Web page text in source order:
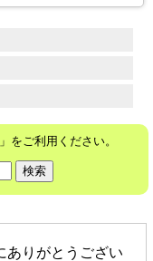
をご利用ください。
ありがとうござい